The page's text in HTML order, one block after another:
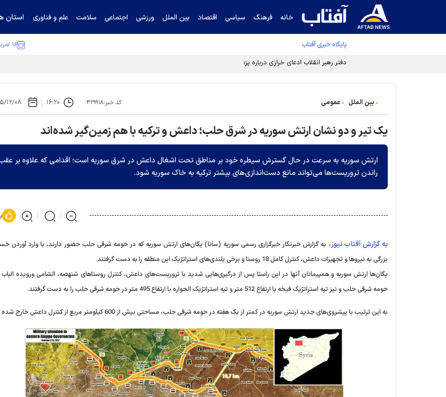
خانه فرهنگ سیاسی اقتصاد بین الملل ورزشی اجتماعی سلامت علم و فناوری استان
پایگاه خبری آفتاب ۱۶ /مرداد /۱۴۰۵
دفتر رهبر انقلاب ادعای خرازی درباره پزشکیان را تکذیب کرد
بین الملل عمومی کد خبر:۴۲۹۹۱۸ ۱۶:۲۰ ۱۳۹۵/
یک تیر و دو نشان ارتش سوریه در شرق حلب؛ داعش و ترکیه با هم زمین‌گیر شده‌اند
ارتش سوریه به سرعت در حال گسترش سیطره خود بر مناطق تحت اشغال داعش در شرق سوریه است؛ اقدامی که علاوه بر
راندن تروریست‌ها می‌تواند مانع دست‌اندازی‌های بیشتر ترکیه به خاک سوریه شود.
به گزارش آفتاب نیوز، به گزارش خبرنگار خبرگزاری رسمی سوریه (سانا) یگان‌های ارتش سوریه که در حومه شرقی حلب حضور دارند، با وارد آوردن
بزرگی به نیروها و تجهیزات داعش، کنترل کامل 18 روستا و برخی بلندی‌های استراتژیک این منطقه را به دست گرفتند.
یگان‌ها ارتش سوریه و همپیمانان آنها در این راستا پس از درگیری‌هایی شدید با تروریست‌های داعش، کنترل روستاهای شنهصه، الشامی ورویده الباب
حومه شرقی حلب و نیز تپه استراتژیک فیخه با ارتفاع 512 متر و تپه استراتژیک الحواره با ارتفاع 495 متر در حومه شرقی حلب را به دست گرفتند.
به این ترتیب با پیشروی‌های جدید ارتش سوریه در کمتر از یک هفته در حومه شرقی حلب، مساحتی بیش از 600 کیلومتر مربع از کنترل داعش خارج شده است.